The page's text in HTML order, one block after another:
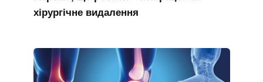
хірургічне видалення